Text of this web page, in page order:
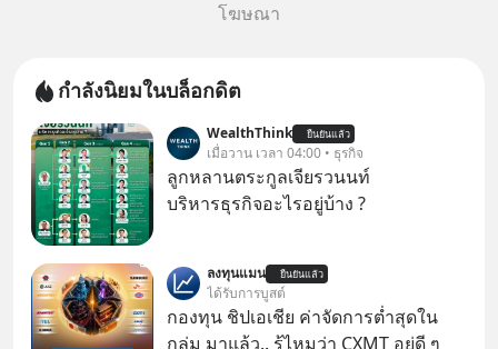
โฆษณา
กำลังนิยมในบล็อกดิต
WealthThink ยืนยันแล้ว
เมื่อวาน เวลา 04:00 • ธุรกิจ
ลูกหลานตระกูลเจียรวนนท์
บริหารธุรกิจอะไรอยู่บ้าง ?
ลงทุนแมน ยืนยันแล้ว
ได้รับการบูสต์
กองทุน ชิปเอเชีย ค่าจัดการต่ำสุดใน
กลุ่ม มาแล้ว.. รู้ไหมว่า CXMT อยู่ดี ๆ